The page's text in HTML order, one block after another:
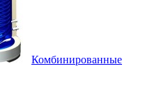
Комбинированные